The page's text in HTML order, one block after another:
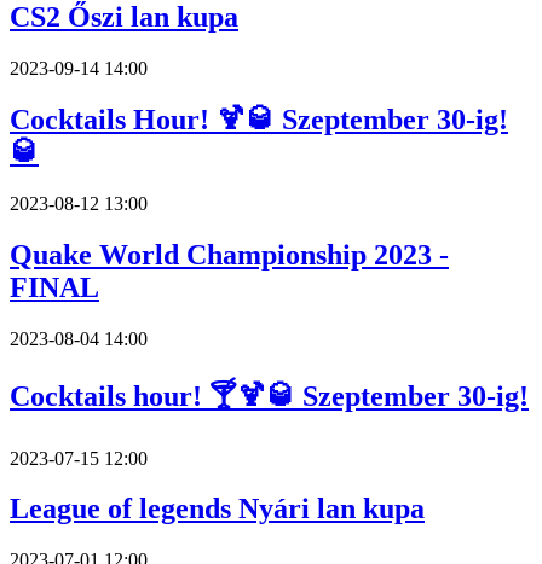
CS2 Őszi lan kupa
2023-09-14 14:00
Cocktails Hour! 🍹🥃 Szeptember 30-ig!
🥃
2023-08-12 13:00
Quake World Championship 2023 -
FINAL
2023-08-04 14:00
Cocktails hour! 🍸🍹🥃 Szeptember 30-ig!
2023-07-15 12:00
League of legends Nyári lan kupa